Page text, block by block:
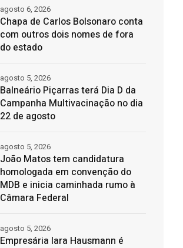
Chapa de Carlos Bolsonaro conta
com outros dois nomes de fora
do estado
agosto 6, 2026
Balneário Piçarras terá Dia D da
Campanha Multivacinação no dia
22 de agosto
agosto 5, 2026
João Matos tem candidatura
homologada em convenção do
MDB e inicia caminhada rumo à
Câmara Federal
agosto 5, 2026
Empresária Iara Hausmann é
agosto 5, 2026